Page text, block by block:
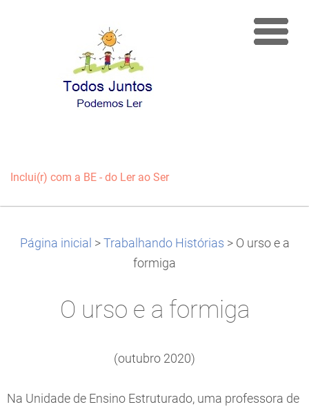
Inclui(r) com a BE - do Ler ao Ser
Página inicial > Trabalhando Histórias > O urso e a
formiga
O urso e a formiga
(outubro 2020)
Na Unidade de Ensino Estruturado, uma professora de